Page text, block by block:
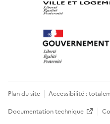
Plan du site Accessibilité :
Documentation technique